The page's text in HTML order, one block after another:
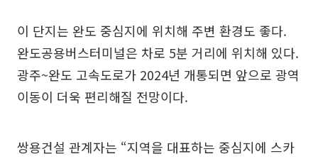
이 단지는 완도 중심지에 위치해 주변 환경도 좋다.
완도공용버스터미널은 차로 5분 거리에 위치해 있다.
광주~완도 고속도로가 2024년 개통되면 앞으로 광역
이동이 더욱 편리해질 전망이다.
쌍용건설 관계자는 “지역을 대표하는 중심지에 스카